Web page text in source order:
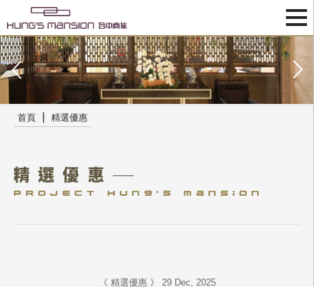
首頁 精選優惠
《 精選優惠 》 29 Dec, 2025